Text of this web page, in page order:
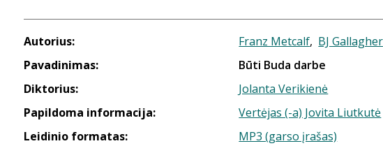
Autorius: Franz Metcalf, BJ Gallagher
Pavadinimas:
Būti Buda darbe
Diktorius:
Jolanta Verikienė
Papildoma informacija:
Vertėjas (-a) Jovita Liutkutė
Leidinio formatas:
MP3 (garso įrašas)